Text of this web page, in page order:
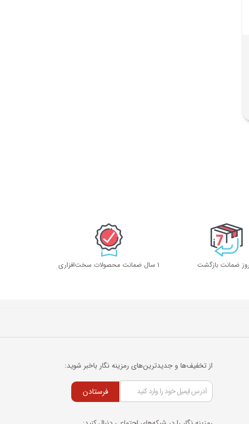
1 سال ضمانت محصولات سخت‌افزاری
از تخفیف‌ها و جدیدترین‌های رمزینه نگار باخبر شوید:
فرستادن